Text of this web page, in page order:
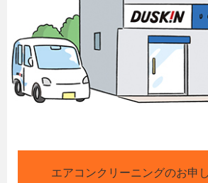
エアコンクリーニングのお申